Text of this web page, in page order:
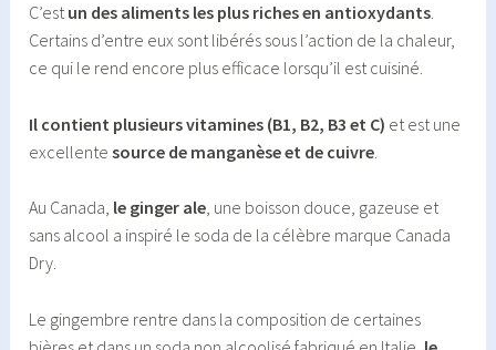
C’estun des aliments les plus riches en antioxydants.
Certains d’entre eux sont libérés sous l’action de la chaleur,
ce qui le rend encore plus efficace lorsqu’il est cuisiné.
Il contient plusieurs vitamines (B1, B2, B3 et C) et est une
excellentesource de manganèse et de cuivre
Au Canada, le ginger ale, une boisson douce, gazeuse et
sans alcool a inspiré le soda de la célèbre marque Canada
Dry.
Le gingembre rentre dans la composition de certaines